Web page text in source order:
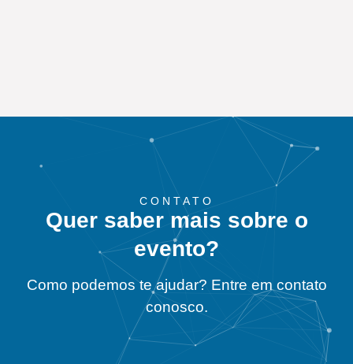
CONTATO
Quer saber mais sobre o
evento?
Como podemos te ajudar? Entre em contato
conosco.